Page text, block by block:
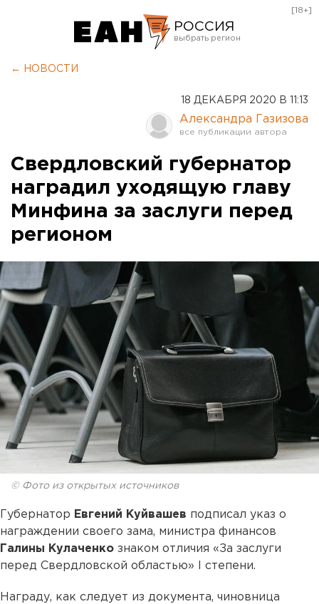
РОССИЯ
Оренбург
[18+]
← НОВОСТИ
18 ДЕКАБРЯ 2020 В 11:13
Александра Газизова
Свердловский губернатор
наградил уходящую главу
Минфина за заслуги перед
регионом
© Фото из открытых источников
Губернатор Евгений Куйвашев подписал указ о
награждении своего зама, министра финансов
Галины Кулаченко знаком отличия «За заслуги
перед Свердловской областью» I степени.
Награду, как следует из документа, чиновница